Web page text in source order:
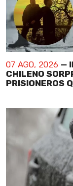
07 AGO, 2026 —
CHILENO
PRISIONEROS